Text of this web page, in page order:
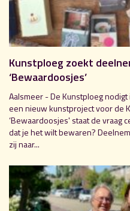
Kunstploeg zoekt
‘Bewaardoosjes’
Aalsmeer - De Kunstploeg
een nieuw kunstproject voor de
‘Bewaardoosjes' staat de vraag
dat je het wilt bewaren?
zij naar...